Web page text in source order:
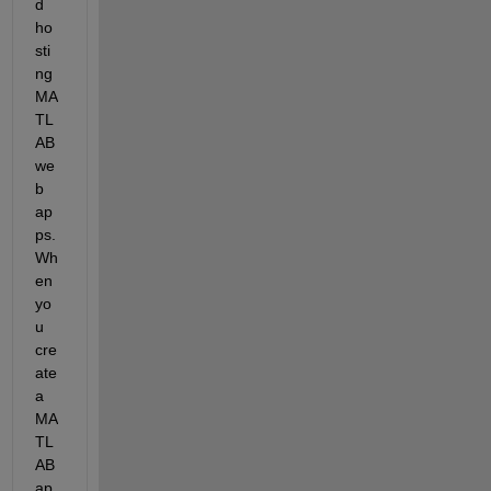
d
ho
sti
ng
MA
TL
AB
we
b
ap
ps.
Wh
en
yo
u
cre
ate
a
MA
TL
AB